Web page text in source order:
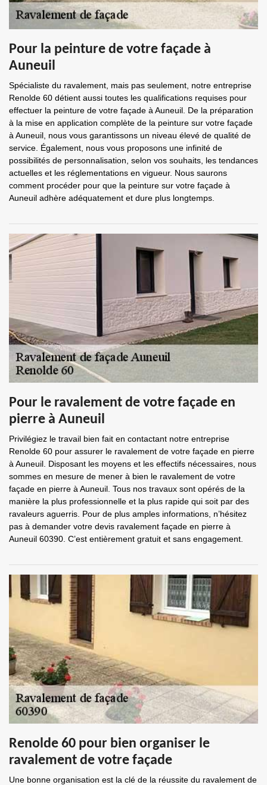
Pour la peinture de votre façade à
Auneuil
Spécialiste du ravalement, mais pas seulement, notre entreprise
Renolde 60 détient aussi toutes les qualifications requises pour
effectuer la peinture de votre façade à Auneuil. De la préparation
à la mise en application complète de la peinture sur votre façade
à Auneuil, nous vous garantissons un niveau élevé de qualité de
service. Également, nous vous proposons une infinité de
possibilités de personnalisation, selon vos souhaits, les tendances
actuelles et les réglementations en vigueur. Nous saurons
comment procéder pour que la peinture sur votre façade à
Auneuil adhère adéquatement et dure plus longtemps.
Pour le ravalement de votre façade en
pierre à Auneuil
Privilégiez le travail bien fait en contactant notre entreprise
Renolde 60 pour assurer le ravalement de votre façade en pierre
à Auneuil. Disposant les moyens et les effectifs nécessaires, nous
sommes en mesure de mener à bien le ravalement de votre
façade en pierre à Auneuil. Tous nos travaux sont opérés de la
manière la plus professionnelle et la plus rapide qui soit par des
ravaleurs aguerris. Pour de plus amples informations, n’hésitez
pas à demander votre devis ravalement façade en pierre à
Auneuil 60390. C’est entièrement gratuit et sans engagement.
Renolde 60 pour bien organiser le
ravalement de votre façade
Une bonne organisation est la clé de la réussite du ravalement de